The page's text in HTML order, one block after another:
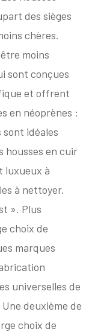
des sièges
chères.
moins
sont conçues
et offrent
en néoprènes :
idéales
housses en cuir
luxueux à
à nettoyer.
». Plus
choix de
marques
universelles de
deuxième de
choix de